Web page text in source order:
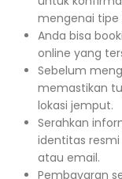
mengenai tipe
Anda bisa
online yang
Sebelum
memastikan
lokasi jemput.
Serahkan
identitas
atau email.
Pembayaran